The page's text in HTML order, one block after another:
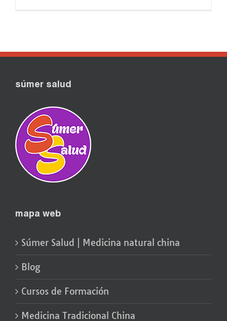
súmer salud
mapa web
Súmer Salud | Medicina natural china
Blog
Cursos de Formación
Medicina Tradicional China